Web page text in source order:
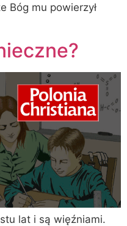
Bóg mu powierzył
lat i są więźniami.